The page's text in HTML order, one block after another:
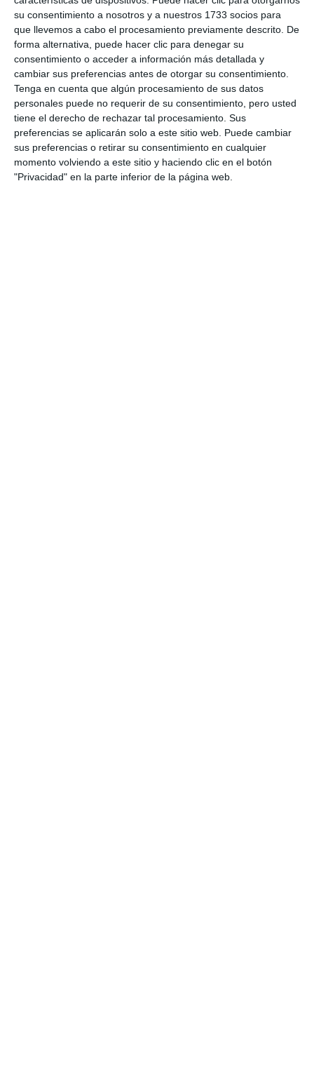
su consentimiento a nosotros y a nuestros 1733 socios para
que llevemos a cabo el procesamiento previamente descrito. De
forma alternativa, puede hacer clic para denegar su
consentimiento o acceder a información más detallada y
cambiar sus preferencias antes de otorgar su consentimiento.
Tenga en cuenta que algún procesamiento de sus datos
personales puede no requerir de su consentimiento, pero usted
tiene el derecho de rechazar tal procesamiento. Sus
preferencias se aplicarán solo a este sitio web. Puede cambiar
sus preferencias o retirar su consentimiento en cualquier
momento volviendo a este sitio y haciendo clic en el botón
"Privacidad" en la parte inferior de la página web.
Comparte esta noticia desde el siguiente enlace:
https://mijascom.com/?a=27519
AECC MIJAS/FUENGIROLA CORTOMETRAJE
SERVICIOS SOCIALES